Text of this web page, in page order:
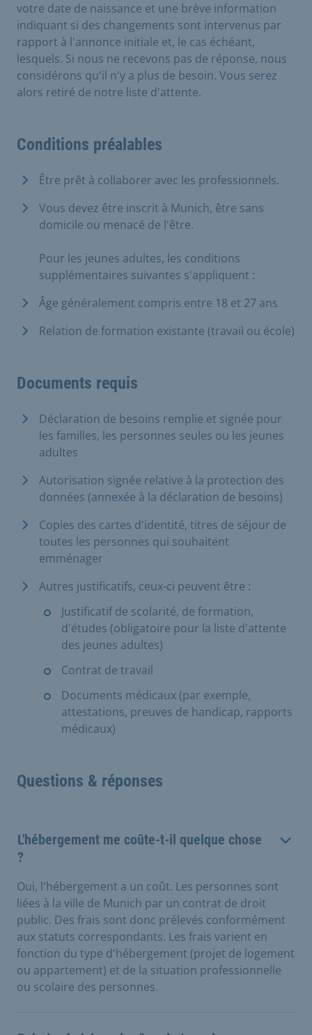
votre date de naissance et une brève information
indiquant si des changements sont intervenus par
rapport à l'annonce initiale et, le cas échéant,
lesquels. Si nous ne recevons pas de réponse, nous
considérons qu'il n'y a plus de besoin. Vous serez
alors retiré de notre liste d'attente.
Conditions préalables
Être prêt à collaborer avec les professionnels.
Vous devez être inscrit à Munich, être sans
domicile ou menacé de l'être.
Pour les jeunes adultes, les conditions
supplémentaires suivantes s'appliquent :
Âge généralement compris entre 18 et 27 ans
Relation de formation existante (travail ou école)
Documents requis
Déclaration de besoins remplie et signée pour
les familles, les personnes seules ou les jeunes
adultes
Autorisation signée relative à la protection des
données (annexée à la déclaration de besoins)
Copies des cartes d'identité, titres de séjour de
toutes les personnes qui souhaitent
emménager
Autres justificatifs, ceux-ci peuvent être :
Justificatif de scolarité, de formation,
d'études (obligatoire pour la liste d'attente
des jeunes adultes)
Contrat de travail
Documents médicaux (par exemple,
attestations, preuves de handicap, rapports
médicaux)
Questions & réponses
L'hébergement me coûte-t-il quelque chose
?
Oui, l'hébergement a un coût. Les personnes sont
liées à la ville de Munich par un contrat de droit
public. Des frais sont donc prélevés conformément
aux statuts correspondants. Les frais varient en
fonction du type d'hébergement (projet de logement
ou appartement) et de la situation professionnelle
ou scolaire des personnes.